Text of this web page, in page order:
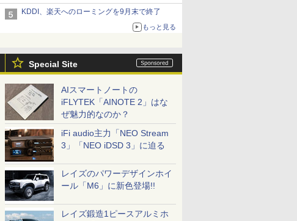
マップの落とし穴と楽天モバイルの課題
KDDI、楽天へのローミングを9月末で終了
もっと見る
Special Site
AIスマートノートの
iFLYTEK「AINOTE 2」はな
ぜ魅力的なのか？
iFi audio主力「NEO Stream
3」「NEO iDSD 3」に迫る
レイズのパワーデザインホイ
ール「M6」に新色登場!!
レイズ鍛造1ピースアルミホ